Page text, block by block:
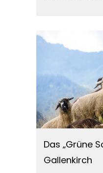
Das „Grüne
Gallenkirch